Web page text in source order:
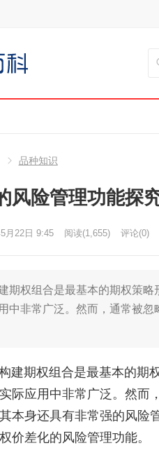
品种知识
风险管理功能探
月22日 9:45 阅读(1,655) 评论(0)
期权组合是最基本的期权策
中非常广泛。然而，通常被
建期权组合是最基本的期
际应用中非常广泛。然而
本身还具有非常强的风险
价差化的风险管理功能。